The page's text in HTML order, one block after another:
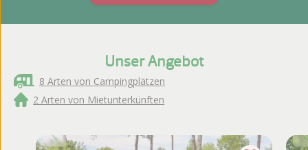
Unser Angebot
8 Arten von Campingplätzen
2 Arten von Mietunterkünften